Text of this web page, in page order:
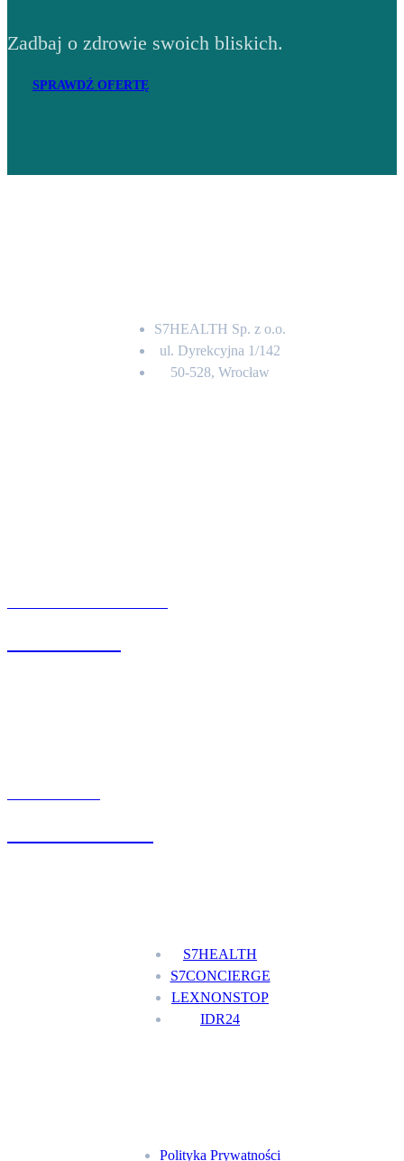
Zadbaj o zdrowie swoich bliskich.
SPRAWDŹ OFERTĘ
S7HEALTH Sp. z o.o.
ul. Dyrekcyjna 1/142
50-528, Wrocław
S7HEALTH
S7CONCIERGE
LEXNONSTOP
IDR24
Polityka Prywatności